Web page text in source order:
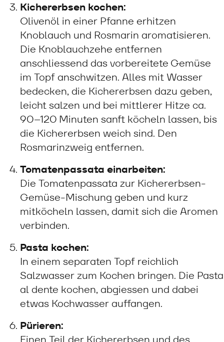
Kichererbsen kochen:
Olivenöl in einer Pfanne erhitzen
Knoblauch und Rosmarin aromatisieren.
Die Knoblauchzehe entfernen
anschliessend das vorbereitete Gemüse
im Topf anschwitzen. Alles mit Wasser
bedecken, die Kichererbsen dazu geben,
leicht salzen und bei mittlerer Hitze ca.
90–120 Minuten sanft köcheln lassen, bis
die Kichererbsen weich sind. Den
Rosmarinzweig entfernen.
Tomatenpassata einarbeiten:
Die Tomatenpassata zur Kichererbsen-
Gemüse-Mischung geben und kurz
mitköcheln lassen, damit sich die Aromen
verbinden.
Pasta kochen:
In einem separaten Topf reichlich
Salzwasser zum Kochen bringen. Die Pasta
al dente kochen, abgiessen und dabei
etwas Kochwasser auffangen.
Pürieren: